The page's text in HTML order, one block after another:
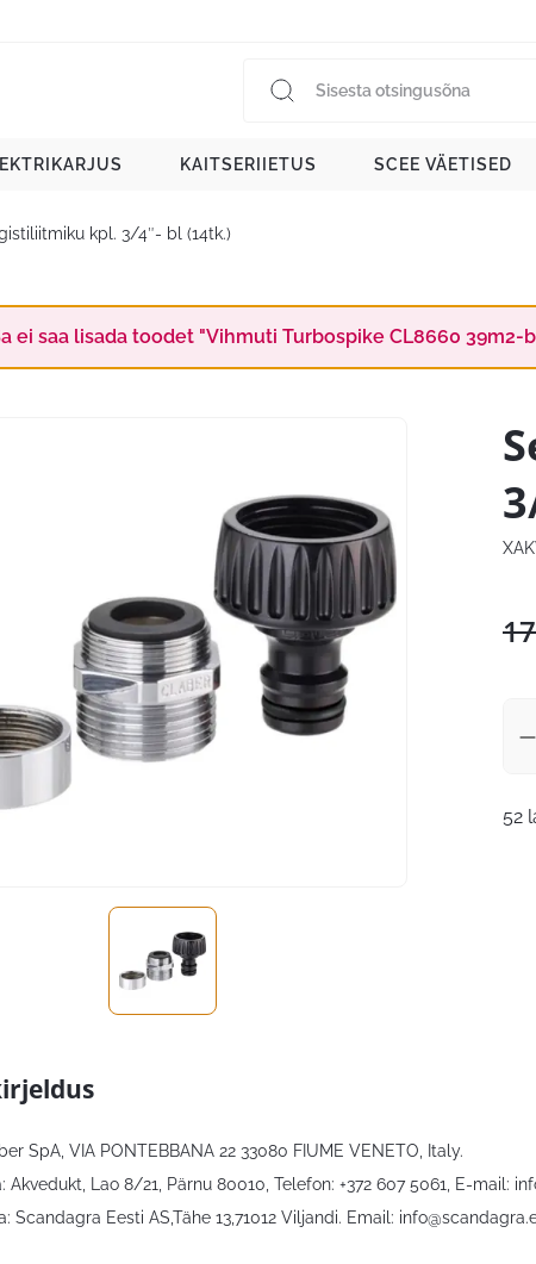
KAITSERIIETUS SCEE VÄETISED
kpl. 3/4″- bl (14tk.)
ei saa lisada toodet "Vihmuti Turbospike CL8660
52
SpA, VIA PONTEBBANA 22 33080 FIUME VENETO, Italy.
Akvedukt, Lao 8/21, Pärnu 80010, Telefon: +372 607 5061, E-mail:
Scandagra Eesti AS,Tähe 13,71012 Viljandi. Email: